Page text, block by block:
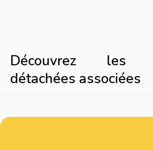
Découvrez les
détachées associées